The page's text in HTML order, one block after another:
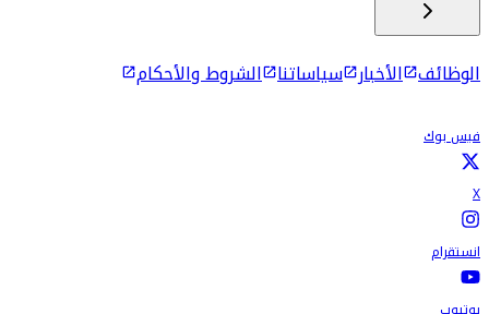
الوظائف الأخبار سياساتنا الشروط والأحكام
فيس بوك
X
انستقرام